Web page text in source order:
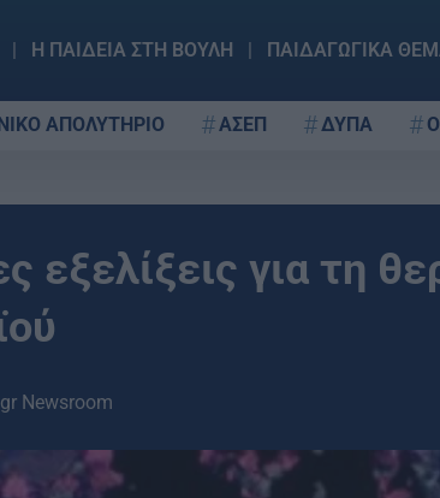
Η ΠΑΙΔΕΙΑ ΣΤΗ ΒΟΥΛΗ ΠΑΙΔΑΓΩΓΙΚΑ
ΑΠΟΛΥΤΗΡΙΟ ΑΣΕΠ ΔΥΠΑ
εξελίξεις για τη
Newsroom